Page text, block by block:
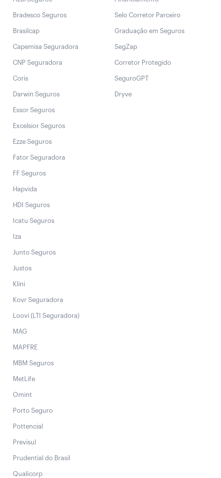
Bradesco Seguros
Brasilcap
Capemisa Seguradora
CNP Seguradora
Coris
Darwin Seguros
Essor Seguros
Excelsior Seguros
Ezze Seguros
Fator Seguradora
FF Seguros
Hapvida
HDI Seguros
Icatu Seguros
Iza
Junto Seguros
Justos
Klini
Kovr Seguradora
Loovi (LTI Seguradora)
MAG
MAPFRE
MBM Seguros
MetLife
Omint
Porto Seguro
Pottencial
Previsul
Prudential do Brasil
Qualicorp
Selo Corretor Parceiro
Graduação em Seguros
SegZap
Corretor Protegido
SeguroGPT
Dryve